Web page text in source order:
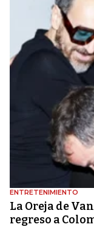
ENTRETENIMIENTO
La Oreja de
regreso a